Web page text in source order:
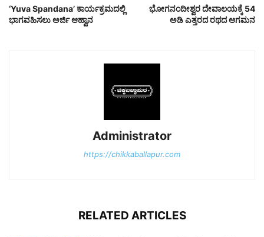
‘Yuva Spandana’ ಕಾರ್ಯಕ್ರಮದಲ್ಲಿ
ಭಾಗವಹಿಸಲು ಅರ್ಜಿ ಆಹ್ವಾನ
ಭೋಗನಂದೀಶ್ವರ ದೇವಾಲಯಕ್ಕೆ 54
ಅಡಿ ಎತ್ತರದ ರಥದ ಆಗಮನ
Administrator
https://chikkaballapur.com
RELATED ARTICLES